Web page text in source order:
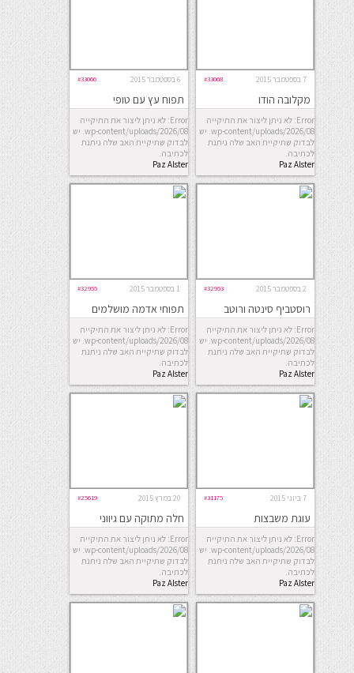
7 בספטמבר 2015 #33068
מקלובה הודו
Error: לא ניתן ליצור את התיקייה
wp-content/uploads/2026/08. יש
לבדוק שתיקיית האב שלה ניתנת
לכתיבה.
Paz Alster
6 בספטמבר 2015 #33066
תפוח עץ עם טופי
Error: לא ניתן ליצור את התיקייה
wp-content/uploads/2026/08. יש
לבדוק שתיקיית האב שלה ניתנת
לכתיבה.
Paz Alster
2 בספטמבר 2015 #32953
רוסטביף סינטה ורוטב
חרדלError: לא ניתן ליצור את התיקייה
wp-content/uploads/2026/08. יש
לבדוק שתיקיית האב שלה ניתנת
לכתיבה.
Paz Alster
1 בספטמבר 2015 #32955
תפוחי אדמה מושלמים
בתנורError: לא ניתן ליצור את התיקייה
wp-content/uploads/2026/08. יש
לבדוק שתיקיית האב שלה ניתנת
לכתיבה.
Paz Alster
7 ביוני 2015 #31175
עוגת משבצות
Error: לא ניתן ליצור את התיקייה
wp-content/uploads/2026/08. יש
לבדוק שתיקיית האב שלה ניתנת
לכתיבה.
Paz Alster
20 במרץ 2015 #25619
חלה מתוקה עם גיווני
קליעהError: לא ניתן ליצור את התיקייה
wp-content/uploads/2026/08. יש
לבדוק שתיקיית האב שלה ניתנת
לכתיבה.
Paz Alster